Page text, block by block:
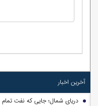
آخرین اخبار
دریای شمال؛ جایی که نفت تمام